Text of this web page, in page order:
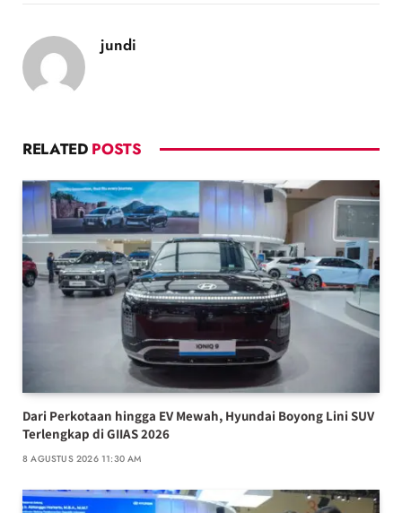
jundi
RELATED POSTS
Dari Perkotaan hingga EV Mewah, Hyundai Boyong Lini SUV
Terlengkap di GIIAS 2026
8 AGUSTUS 2026 11:30 AM